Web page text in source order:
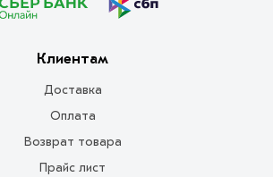
Клиентам
Доставка
Оплата
Возврат товара
Прайс лист